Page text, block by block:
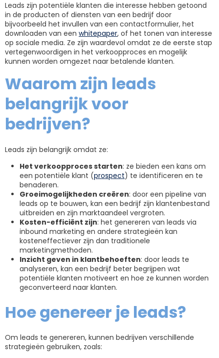
Leads zijn potentiële klanten die interesse hebben getoond
in de producten of diensten van een bedrijf door
bijvoorbeeld het invullen van een contactformulier, het
downloaden van een whitepaper, of het tonen van interesse
op sociale media. Ze zijn waardevol omdat ze de eerste stap
vertegenwoordigen in het verkoopproces en mogelijk
kunnen worden omgezet naar betalende klanten.
Waarom zijn leads
belangrijk voor
bedrijven?
Leads zijn belangrijk omdat ze:
Het verkoopproces starten: ze bieden een kans om
een potentiële klant (prospect) te identificeren en te
benaderen.
Groeimogelijkheden creëren: door een pipeline van
leads op te bouwen, kan een bedrijf zijn klantenbestand
uitbreiden en zijn marktaandeel vergroten.
Kosten-efficiënt zijn: het genereren van leads via
inbound marketing en andere strategieën kan
kosteneffectiever zijn dan traditionele
marketingmethoden.
Inzicht geven in klantbehoeften: door leads te
analyseren, kan een bedrijf beter begrijpen wat
potentiële klanten motiveert en hoe ze kunnen worden
geconverteerd naar klanten.
Hoe genereer je leads?
Om leads te genereren, kunnen bedrijven verschillende
strategieën gebruiken, zoals: